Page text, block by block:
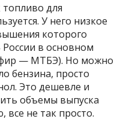
для
У него низкое
которого
в основном
— МТБЭ). Но можно
бензина, просто
Это дешевле и
объемы выпуска
все не так просто.